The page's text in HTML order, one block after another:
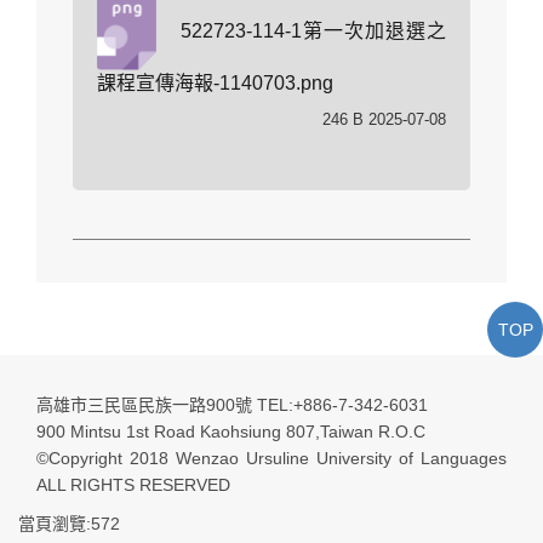
522723-114-1第一次加退選之
課程宣傳海報-1140703.png
246 B 2025-07-08
高雄市三民區民族一路900號 TEL:+886-7-342-6031
900 Mintsu 1st Road Kaohsiung 807,Taiwan R.O.C
©Copyright 2018 Wenzao Ursuline University of Languages
ALL RIGHTS RESERVED
當頁瀏覽:572
TOP